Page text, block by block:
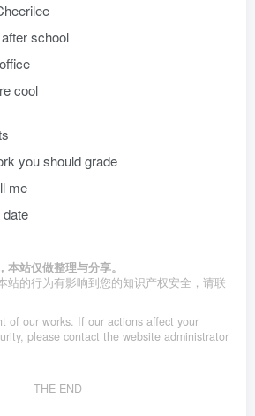
school
cool
you should grade
me
date
站仅做整理与分享。
站的行为有影响到您的知识产权安全，请联
of our works. If our actions affect your
please contact the website administrator
THE END